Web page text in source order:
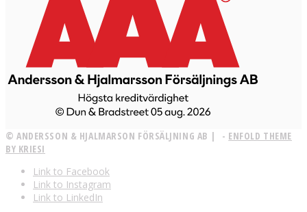
© ANDERSSON & HJALMARSON FÖRSÄLJNING AB | - ENFOLD THEME
BY KRIESI
Link to Facebook
Link to Instagram
Link to LinkedIn